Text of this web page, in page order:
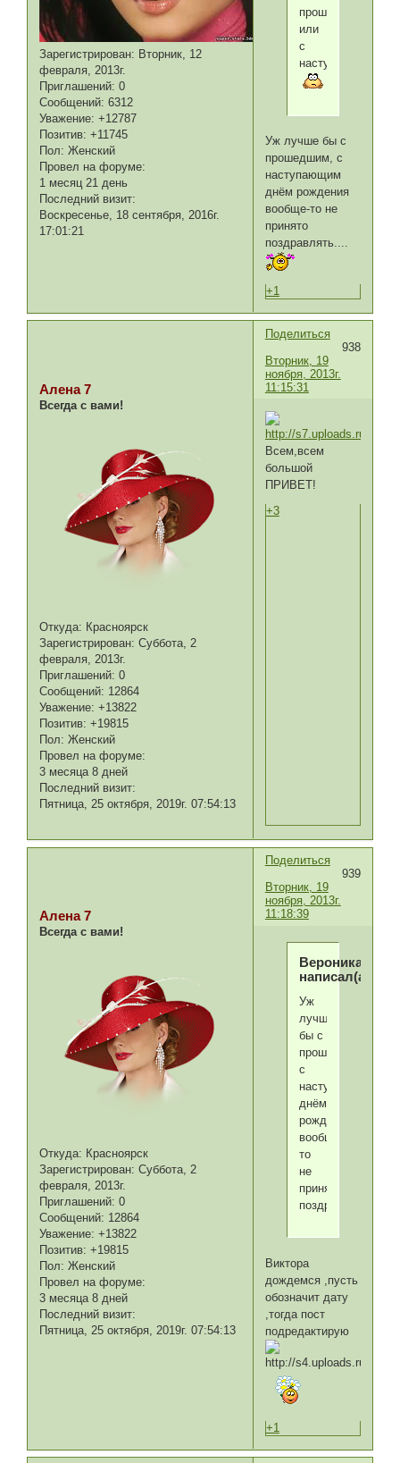
Зарегистрирован: Вторник, 12
февраля, 2013г.
Приглашений: 0
Сообщений: 6312
Уважение: +12787
Позитив: +11745
Пол: Женский
Провел на форуме:
1 месяц 21 день
Последний визит:
Воскресенье, 18 сентября, 2016г.
17:01:21
прошедшем
или
с
наступающим
Уж лучше бы с
прошедшим, с
наступающим
днём рождения
вообще-то не
принято
поздравлять....
+1
Поделиться
938
Вторник, 19
ноября, 2013г.
11:15:31
Алена 7
Всегда с вами!
Откуда: Красноярск
Зарегистрирован: Суббота, 2
февраля, 2013г.
Приглашений: 0
Сообщений: 12864
Уважение: +13822
Позитив: +19815
Пол: Женский
Провел на форуме:
3 месяца 8 дней
Последний визит:
Пятница, 25 октября, 2019г. 07:54:13
Всем,всем
большой
ПРИВЕТ!
+3
Поделиться
939
Вторник, 19
ноября, 2013г.
11:18:39
Алена 7
Всегда с вами!
Откуда: Красноярск
Зарегистрирован: Суббота, 2
февраля, 2013г.
Приглашений: 0
Сообщений: 12864
Уважение: +13822
Позитив: +19815
Пол: Женский
Провел на форуме:
3 месяца 8 дней
Последний визит:
Пятница, 25 октября, 2019г. 07:54:13
Вероника
написал(а):
Уж
лучше
бы с
прошедшим,
с
наступающим
днём
рождения
вообще-
то
не
принято
поздравлять....
Виктора
дождемся ,пусть
обозначит дату
,тогда пост
подредактирую
+1